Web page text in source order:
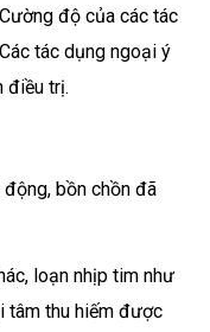
độ của các tác
tác dụng ngoại ý
điều trị.
bồn chồn đã
loạn nhịp tim như
tâm thu hiếm được